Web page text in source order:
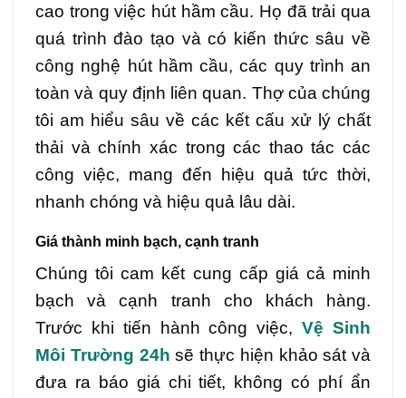
cao trong việc hút hầm cầu. Họ đã trải qua
quá trình đào tạo và có kiến thức sâu về
công nghệ hút hầm cầu, các quy trình an
toàn và quy định liên quan. Thợ của chúng
tôi am hiểu sâu về các kết cấu xử lý chất
thải và chính xác trong các thao tác các
công việc, mang đến hiệu quả tức thời,
nhanh chóng và hiệu quả lâu dài.
Giá thành minh bạch, cạnh tranh
Chúng tôi cam kết cung cấp giá cả minh
bạch và cạnh tranh cho khách hàng.
Trước khi tiến hành công việc,Vệ Sinh
Môi Trường 24h sẽ thực hiện khảo sát và
đưa ra báo giá chi tiết, không có phí ẩn